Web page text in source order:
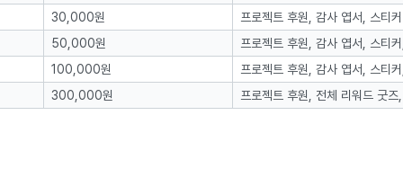
30,000원
프로젝트 후원, 감사 엽서, 스티커
50,000원
프로젝트 후원, 감사 엽서, 스티
100,000원
프로젝트 후원, 감사 엽서, 스티
300,000원
프로젝트 후원, 전체 리워드 굿